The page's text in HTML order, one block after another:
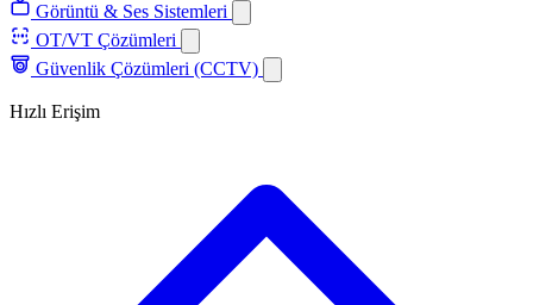
Görüntü & Ses Sistemleri
OT/VT Çözümleri
Güvenlik Çözümleri (CCTV)
Hızlı Erişim